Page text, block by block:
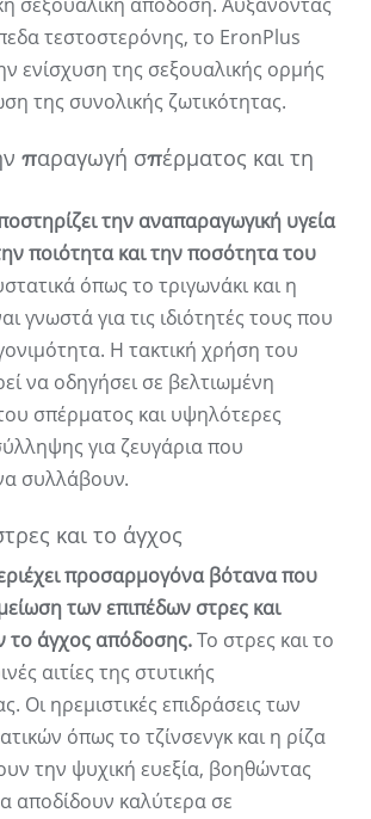
τεστοστερόνης, το EronPlus
ενίσχυση της σεξουαλικής ορμής
της συνολικής ζωτικότητας.
παραγωγή σπέρματος και τη
την αναπαραγωγική υγεία
ποιότητα και την ποσότητα του
όπως το τριγωνάκι και η
γνωστά για τις ιδιότητές τους που
Η τακτική χρήση του
να οδηγήσει σε βελτιωμένη
σπέρματος και υψηλότερες
για ζευγάρια που
συλλάβουν.
και το άγχος
προσαρμογόνα βότανα που
των επιπέδων στρες και
το άγχος απόδοσης.Το στρες και το
αιτίες της στυτικής
Οι ηρεμιστικές επιδράσεις των
όπως το τζίνσενγκ και η ρίζα
την ψυχική ευεξία, βοηθώντας
αποδίδουν καλύτερα σε